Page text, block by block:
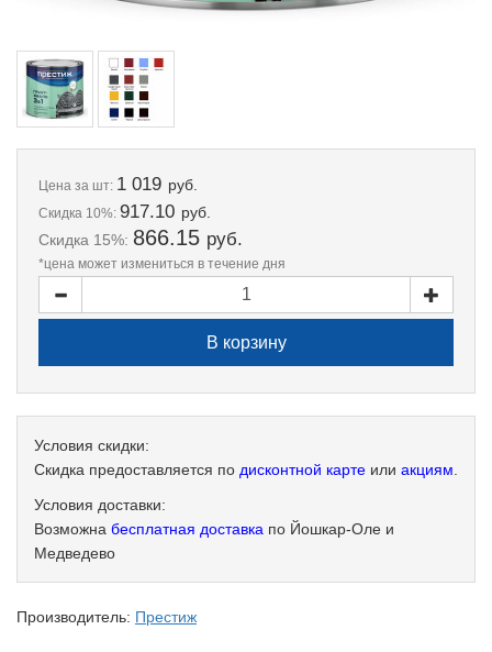
Цена за шт: 1 019 руб.
Скидка 10%: 917.10 руб.
Скидка 15%: 866.15 руб.
*цена может измениться в течение дня
Условия скидки:
Скидка предоставляется по дисконтной карте или акциям
Условия доставки:
Возможна бесплатная доставка по Йошкар-Оле и
Медведево
Производитель: Престиж